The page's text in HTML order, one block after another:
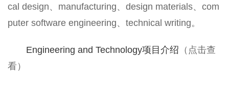
cal design、manufacturing、design materials、com
puter software engineering、technical writing。
Engineering and Technology项目介绍 （点击查
看）